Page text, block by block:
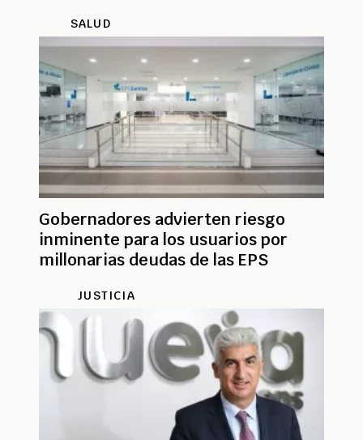
SALUD
Gobernadores advierten riesgo
inminente para los usuarios por
millonarias deudas de las EPS
JUSTICIA